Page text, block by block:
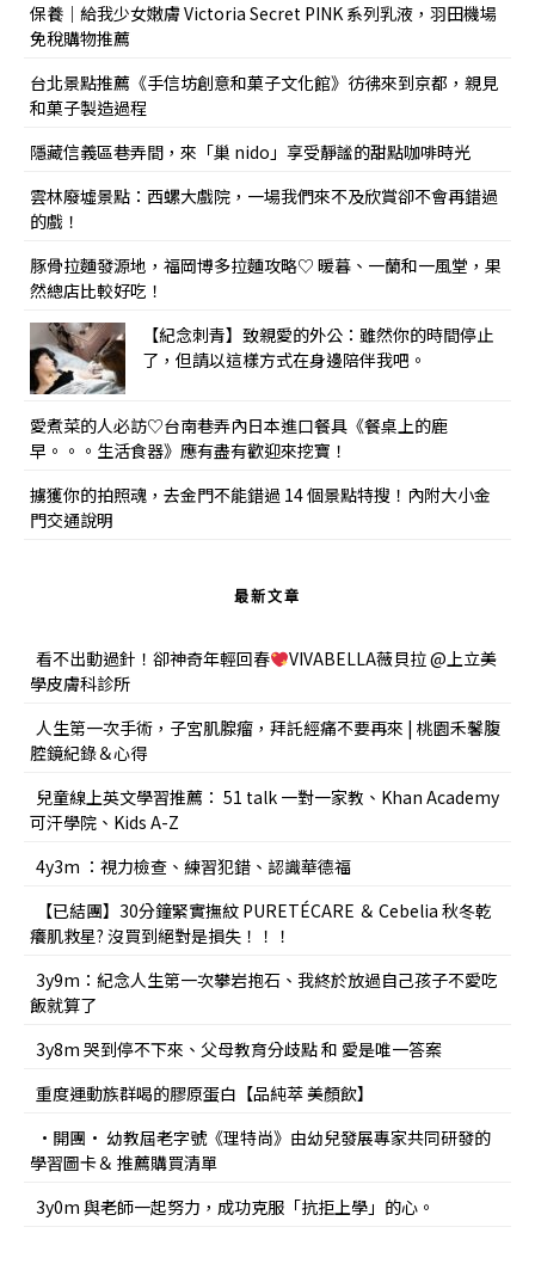
保養｜給我少女嫩膚 Victoria Secret PINK 系列乳液，羽田機場
免稅購物推薦
台北景點推薦《手信坊創意和菓子文化館》彷彿來到京都，親見
和菓子製造過程
隱藏信義區巷弄間，來「巢 nido」享受靜謐的甜點咖啡時光
雲林廢墟景點：西螺大戲院，一場我們來不及欣賞卻不會再錯過
的戲！
豚骨拉麵發源地，福岡博多拉麵攻略♡ 暖暮、一蘭和一風堂，果
然總店比較好吃！
【紀念刺青】致親愛的外公：雖然你的時間停止
了，但請以這樣方式在身邊陪伴我吧。
愛煮菜的人必訪♡台南巷弄內日本進口餐具《餐桌上的鹿
早。。。生活食器》應有盡有歡迎來挖寶！
擄獲你的拍照魂，去金門不能錯過 14 個景點特搜！內附大小金
門交通說明
最新文章
看不出動過針！卻神奇年輕回春
VIVABELLA薇貝拉 @上立美
學皮膚科診所
人生第一次手術，子宮肌腺瘤，拜託經痛不要再來 | 桃園禾馨腹
腔鏡紀錄＆心得
兒童線上英文學習推薦： 51 talk 一對一家教、Khan Academy
可汗學院、Kids A-Z
4y3m ：視力檢查、練習犯錯、認識華德福
【已結團】30分鐘緊實撫紋 PURETÉCARE ＆ Cebelia 秋冬乾
癢肌救星? 沒買到絕對是損失！！！
3y9m：紀念人生第一次攀岩抱石、我終於放過自己孩子不愛吃
飯就算了
3y8m 哭到停不下來、父母教育分歧點 和 愛是唯一答案
重度運動族群喝的膠原蛋白【品純萃 美顏飲】
•開團• 幼教屆老字號《理特尚》由幼兒發展專家共同研發的
學習圖卡＆ 推薦購買清單
3y0m 與老師一起努力，成功克服「抗拒上學」的心。